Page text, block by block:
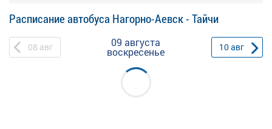
Расписание автобуса Нагорно-Аевск - Тайчи
08 авг 09 августа
воскресенье 10авг